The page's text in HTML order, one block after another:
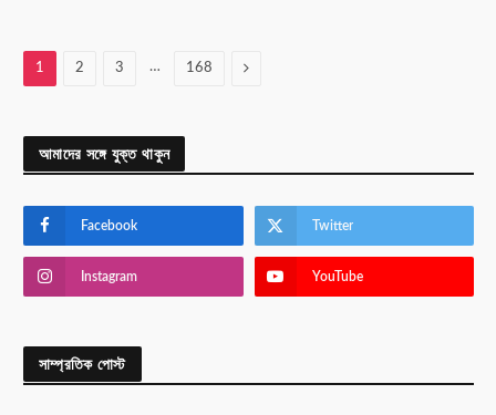
1 2 3 … 168 Next
আমাদের সঙ্গে যুক্ত থাকুন
Facebook Twitter
Instagram YouTube
সাম্প্রতিক পোস্ট